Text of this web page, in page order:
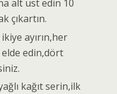
alt üst edin 10
çıkartın.
ayırın,her
edin,dört
kağıt serin,ilk